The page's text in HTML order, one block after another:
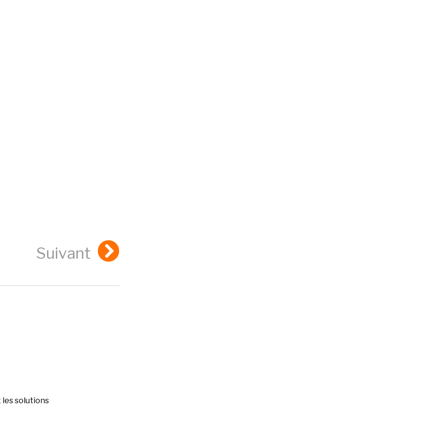
Suivant
les solutions